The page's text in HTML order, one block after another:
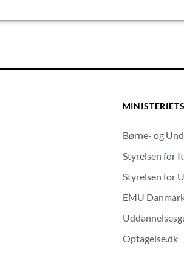
Børne- og
Styrelsen for
Styrelsen for
EMU
Optagelse.dk